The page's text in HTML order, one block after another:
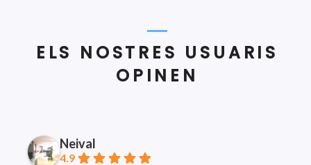
ELS NOSTRES USUARIS
OPINEN
Neival
4.9